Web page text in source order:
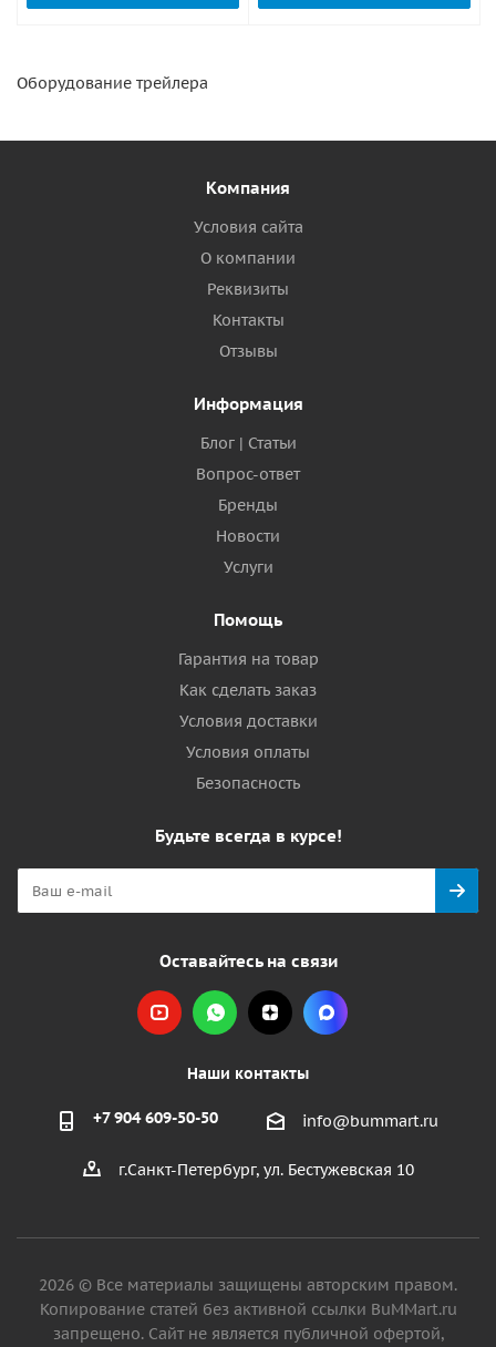
Оборудование трейлера
Компания
Условия сайта
О компании
Реквизиты
Контакты
Отзывы
Информация
Блог | Статьи
Вопрос-ответ
Бренды
Новости
Услуги
Помощь
Гарантия на товар
Как сделать заказ
Условия доставки
Условия оплаты
Безопасность
Будьте всегда в курсе!
Оставайтесь на связи
Наши контакты
+7 904 609-50-50 info@bummart.ru
г.Санкт-Петербург, ул. Бестужевская 10
2026 © Все материалы защищены авторским правом.
Копирование статей без активной ссылки BuMMart.ru
запрещено. Сайт не является публичной офертой,